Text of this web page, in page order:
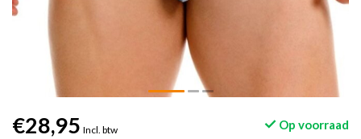
€28,95 Incl. btw Op voorraad